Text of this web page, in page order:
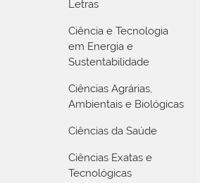
Letras
Ciência e Tecnologia
em Energia e
Sustentabilidade
Ciências Agrárias,
Ambientais e Biológicas
Ciências da Saúde
Ciências Exatas e
Tecnológicas